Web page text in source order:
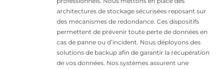
architectures de stockage sécurisées reposant sur
des mécanismes de redondance. Ces dispositifs
permettent de prévenir toute perte de données en
cas de panne ou d’incident. Nous déployons des
solutions de backup afin de garantir la récupération
de vos données. Nos systèmes assurent une